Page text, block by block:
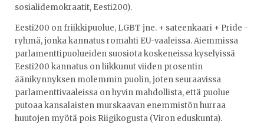
sosialidemokraatit, Eesti200).
Eesti200 on friikkipuolue, LGBT jne. + sateenkaari + Pride -
ryhmä, jonka kannatus romahti EU-vaaleissa. Aiemmissa
parlamenttipuolueiden suosiota koskeneissa kyselyissä
Eesti200 kannatus on liikkunut viiden prosentin
äänikynnyksen molemmin puolin, joten seuraavissa
parlamenttivaaleissa on hyvin mahdollista, että puolue
putoaa kansalaisten murskaavan enemmistön hurraa
huutojen myötä pois Riigikogusta (Viron eduskunta).